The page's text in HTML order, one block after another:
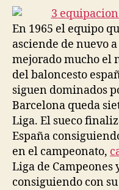
En 1965 el equipo
asciende de nuevo
mejorado mucho el
del baloncesto
siguen dominados
Barcelona queda
Liga. El sueco
España
en el campeonato,
Liga de Campeones
consiguiendo con